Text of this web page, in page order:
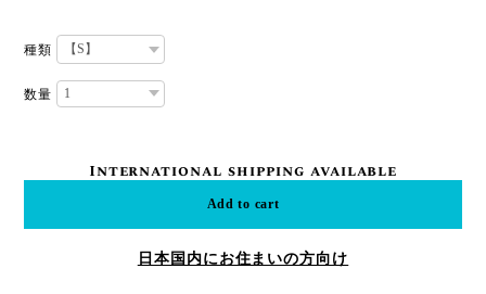
種類
数量
International shipping available
Add to cart
日本国内にお住まいの方向け